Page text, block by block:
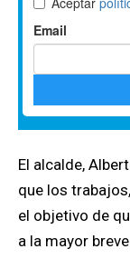
El alcalde,
que los
el objetivo de
a la mayor